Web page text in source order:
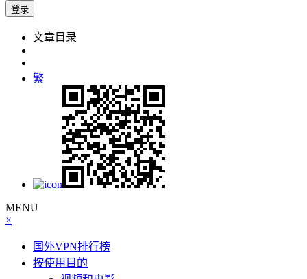
文章目录
繁
MENU
×
国外VPN排行榜
按使用目的